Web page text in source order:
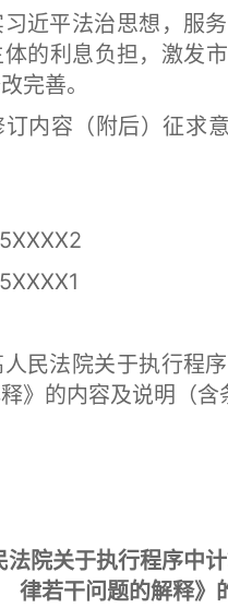
平法治思想，服务
的利息负担，激发
完善。
容（附后）征求
法院关于执行程序
》的内容及说明（含
法院关于执行程序中
律若干问题的解释》